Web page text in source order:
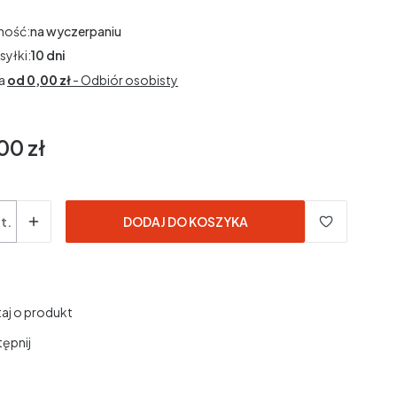
na wyczerpaniu
10 dni
od 0,00 zł- Odbiór osobisty
zł
DODAJ DO KOSZYKA
o produkt